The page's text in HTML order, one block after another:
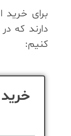
برای
دارند که
کنیم: